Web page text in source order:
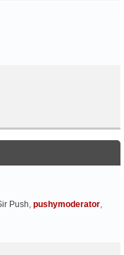
Push, pushymoderator,